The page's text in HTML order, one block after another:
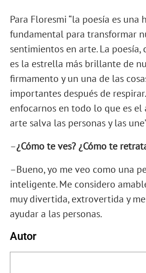
Para Floresmi “la poesía es una
fundamental para transformar
sentimientos en arte. La poesía,
es la estrella más brillante de
firmamento y un una de las
importantes después de
enfocarnos en todo lo que es el
arte salva las personas y las
–¿Cómo te ves? ¿Cómo te
–Bueno, yo me veo como una
inteligente. Me considero
muy divertida, extrovertida y
ayudar a las personas.
Autor